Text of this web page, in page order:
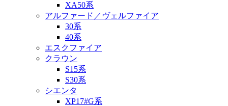
XA50系
アルファード／ヴェルファイア
30系
40系
エスクファイア
クラウン
S15系
S30系
シエンタ
XP17#G系